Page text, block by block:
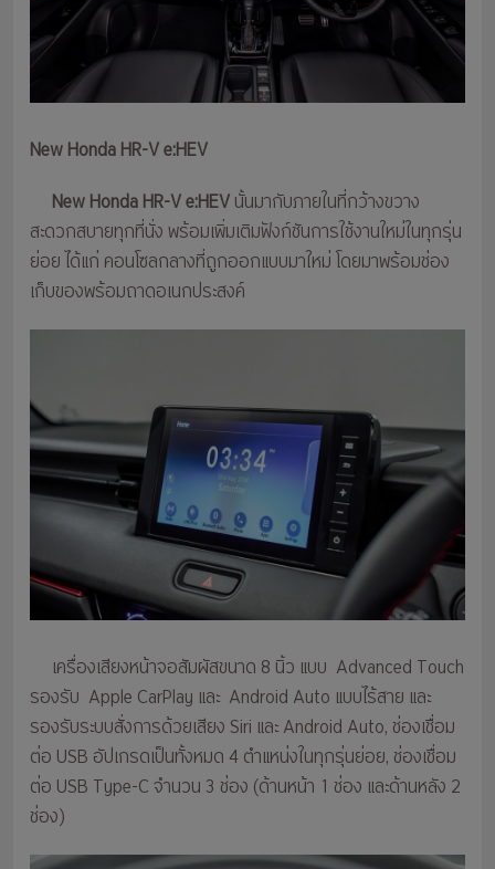
New Honda HR-V e:HEV
New Honda HR-V e:HEVนั้นมากับภายในที่กว้างขวาง
สะดวกสบายทุกที่นั่ง พร้อมเพิ่มเติมฟังก์ชันการใช้งานใหม่ในทุกรุ่น
ย่อย ได้แก่ คอนโซลกลางที่ถูกออกแบบมาใหม่ โดยมาพร้อมช่อง
เก็บของพร้อมถาดอเนกประสงค์
เครื่องเสียงหน้าจอสัมผัสขนาด 8 นิ้ว แบบ Advanced Touch
รองรับ Apple CarPlay และ Android Auto แบบไร้สาย และ
รองรับระบบสั่งการด้วยเสียง Siri และ Android Auto, ช่องเชื่อม
ต่อ USB อัปเกรดเป็นทั้งหมด 4 ตำแหน่งในทุกรุ่นย่อย, ช่องเชื่อม
ต่อ USB Type-C จำนวน 3 ช่อง (ด้านหน้า 1 ช่อง และด้านหลัง 2
ช่อง)